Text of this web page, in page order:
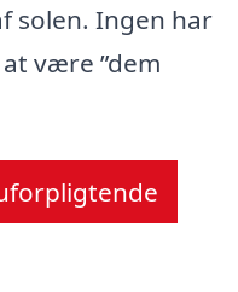
solen. Ingen har
være ”dem